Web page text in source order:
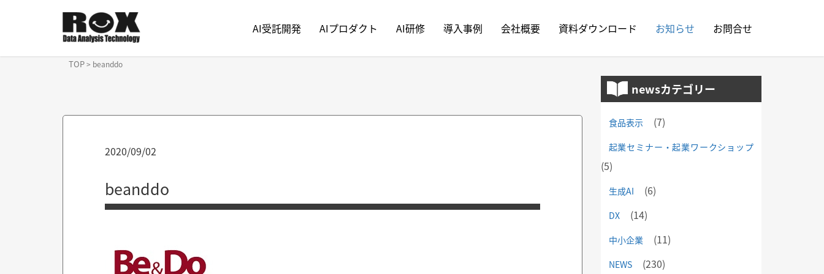
AI受託開発 AIプロダクト AI研修 導入事例 会社概要 資料ダウンロード お知らせ お問合せ
TOP> beanddo
2020/09/02
beanddo
newsカテゴリー
食品表示 (7)
起業セミナー・起業ワークショップ
(5)
生成AI (6)
DX (14)
中小企業 (11)
NEWS (230)